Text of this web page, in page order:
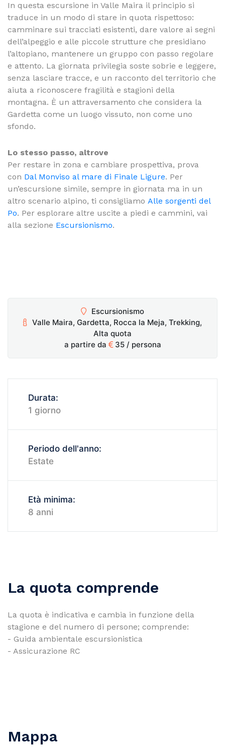
In questa escursione in Valle Maira il principio si
traduce in un modo di stare in quota rispettoso:
camminare sui tracciati esistenti, dare valore ai segni
dell’alpeggio e alle piccole strutture che presidiano
l’altopiano, mantenere un gruppo con passo regolare
e attento. La giornata privilegia soste sobrie e leggere,
senza lasciare tracce, e un racconto del territorio che
aiuta a riconoscere fragilità e stagioni della
montagna. È un attraversamento che considera la
Gardetta come un luogo vissuto, non come uno
sfondo.
Lo stesso passo, altrove
Per restare in zona e cambiare prospettiva, prova
con Dal Monviso al mare di Finale Ligure. Per
un’escursione simile, sempre in giornata ma in un
altro scenario alpino, ti consigliamo Alle sorgenti del
Po. Per esplorare altre uscite a piedi e cammini, vai
alla sezione Escursionismo.
Escursionismo
Valle Maira, Gardetta, Rocca la Meja, Trekking,
Alta quota
a partire da
35 / persona
Durata:
1 giorno
Periodo dell'anno:
Estate
Età minima:
8 anni
La quota comprende
La quota è indicativa e cambia in funzione della
stagione e del numero di persone; comprende:
- Guida ambientale escursionistica
- Assicurazione RC
Mappa